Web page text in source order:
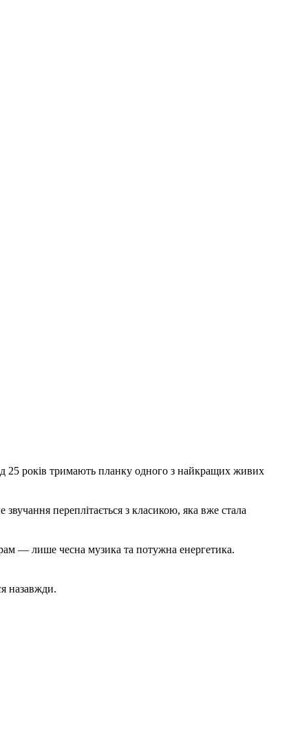
25 років тримають планку одного з найкращих живих
переплітається з класикою, яка вже стала
— лише чесна музика та потужна енергетика.
назавжди.